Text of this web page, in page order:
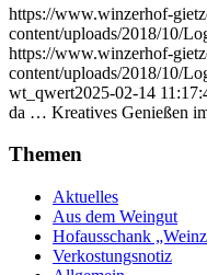
https://www.winzerhof-
content/uploads/2018/10/
https://www.winzerhof-
content/uploads/2018/10/
wt_qwert2025-02-14
da … Kreatives Genießen
Themen
Aktuelles
Aus dem Weingut
Hofausschank
Verkostungsnotiz